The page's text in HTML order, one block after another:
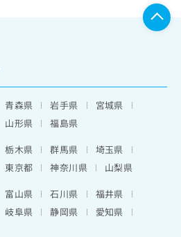
青森県 岩手県
宮城県
山形県
福島県
栃木県 群馬県
埼玉県
東京都 神奈川県
山梨県
富山県 石川県
福井県
岐阜県 静岡県
愛知県